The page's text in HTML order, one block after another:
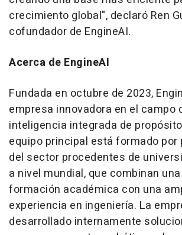
crecimiento global", declaró Ren
cofundador de EngineAI.
Acerca de EngineAI
Fundada en octubre de 2023,
empresa innovadora en el campo
inteligencia integrada de
equipo principal está formado
del sector procedentes de
a nivel mundial, que combinan
formación académica con una
experiencia en ingeniería. La
desarrollado internamente